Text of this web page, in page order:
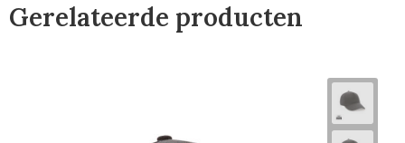
Gerelateerde producten